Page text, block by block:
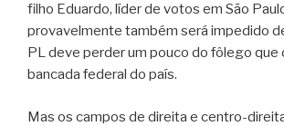
filho Eduardo, líder de votos em São
provavelmente também será impedido
PL deve perder um pouco do fôlego que
bancada federal do país.
Mas os campos de direita e centro-